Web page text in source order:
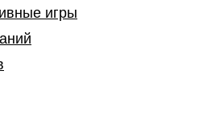
игры